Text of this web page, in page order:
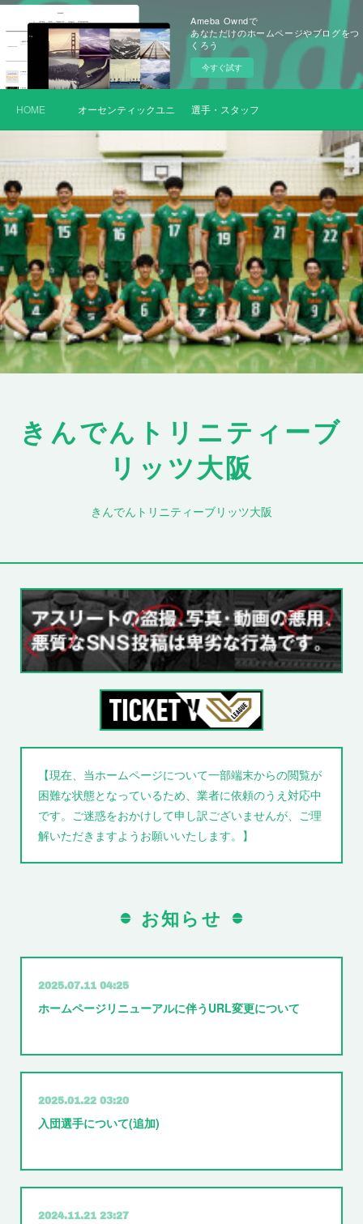
Ameba Owndで
あなただけのホームページやブログをつ
くろう
今すぐ試す
HOME オーセンティックユニフォーム選手・スタッフ
きんでんトリニティーブ
リッツ大阪
きんでんトリニティーブリッツ大阪
【現在、当ホームページについて一部端末からの閲覧が
困難な状態となっているため、業者に依頼のうえ対応中
です。ご迷惑をおかけして申し訳ございませんが、ご理
解いただきますようお願いいたします。】
お知らせ
2025.07.11 04:25
ホームページリニューアルに伴うURL変更について
2025.01.22 03:20
入団選手について(追加)
2024.11.21 23:27